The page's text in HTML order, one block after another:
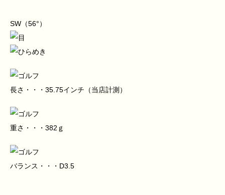
SW（56°）
長さ・・・35.75インチ（当店計測）
重さ・・・382ｇ
バランス・・・D3.5